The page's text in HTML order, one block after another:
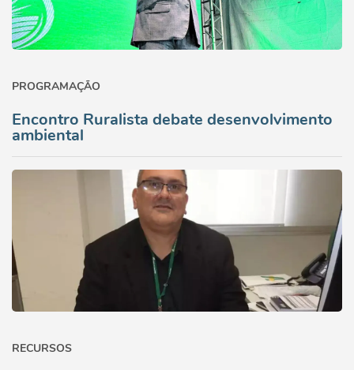
PROGRAMAÇÃO
Encontro Ruralista debate desenvolvimento
ambiental
RECURSOS